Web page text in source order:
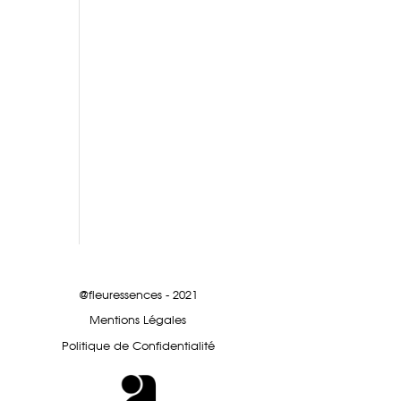
@fleuressences - 2021
Mentions Légales
Politique de Confidentialité